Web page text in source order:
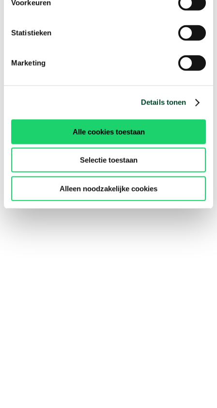
Voorkeuren
Statistieken
Marketing
Details tonen
Alle cookies toestaan
Selectie toestaan
Alleen noodzakelijke cookies